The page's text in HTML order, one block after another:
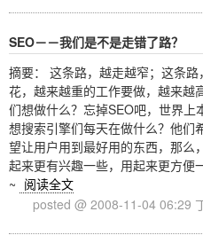
SEO－－我们是不是走错了路？
摘要： 这条路，越走越窄；这条
花，越来越重的工作要做，越来越
们想做什么？忘掉SEO吧，世界
想搜索引擎们每天在做什么？他们
望让用户用到最好用的东西，那么
起来更有兴趣一些，用起来更方便
~ 阅读全文
posted @ 2008-11-04 06:29